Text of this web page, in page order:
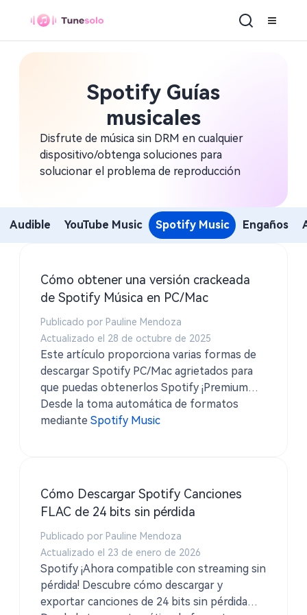
Spotify Guías
musicales
Disfrute de música sin DRM en cualquier
dispositivo/obtenga soluciones para
solucionar el problema de reproducción
Audible YouTube Music Spotify Music Engaños
Cómo obtener una versión crackeada
de Spotify Música en PC/Mac
Publicado por Pauline Mendoza
Actualizado el 28 de octubre de 2025
Este artículo proporciona varias formas de
descargar Spotify PC/Mac agrietados para
que puedas obtenerlos Spotify ¡Premium
gratis ahora mismo!
Desde la toma automática de formatos
mediante Spotify Music
Cómo Descargar Spotify Canciones
FLAC de 24 bits sin pérdida
Publicado por Pauline Mendoza
Actualizado el 23 de enero de 2026
Spotify ¡Ahora compatible con streaming sin
pérdida! Descubre cómo descargar y
exportar canciones de 24 bits sin pérdida